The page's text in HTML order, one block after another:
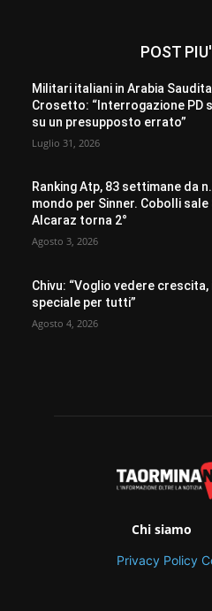
POST
Militari italiani in Arabia
Crosetto: “Interrogazione PD
su un presupposto errato”
Luglio 31, 2026
Ranking Atp, 83 settimane da
mondo per Sinner. Cobolli sale
Alcaraz torna 2°
Agosto 3, 2026
Chivu: “Voglio vedere crescita,
speciale per tutti”
Agosto 4, 2026
Chi siamo
Privacy Policy